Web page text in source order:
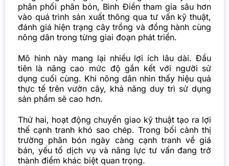
phân phối phân bón, Bình Điền tham gia sâu hơn
vào quá trình sản xuất thông qua tư vấn kỹ thuật,
đánh giá hiện trạng cây trồng và đồng hành cùng
nông dân trong từng giai đoạn phát triển.
Mô hình này mang lại nhiều lợi ích lâu dài. Đầu
tiên là nâng cao mức độ gắn kết với người sử
dụng cuối cùng. Khi nông dân nhìn thấy hiệu quả
thực tế trên vườn cây, khả năng duy trì sử dụng
sản phẩm sẽ cao hơn.
Thứ hai, hoạt động chuyển giao kỹ thuật tạo ra lợi
thế cạnh tranh khó sao chép. Trong bối cảnh thị
trường phân bón ngày càng cạnh tranh về giá
bán, yếu tố dịch vụ và năng lực tư vấn đang trở
thành điểm khác biệt quan trọng.